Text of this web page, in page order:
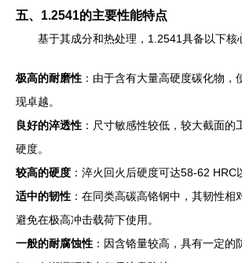
五、1.2541的主要性能特点
基于其成分和热处理，1.2541具备以下核
极高的耐磨性 ：由于含有大量高硬度碳化物，
现卓越。
良好的淬透性 ：尺寸敏感性较低，较大截面的
硬度。
较高的硬度 ：淬火回火后硬度可达58-62 HRC
适中的韧性 ：在同类高碳高铬钢中，其韧性相
避免在极高冲击载荷下使用。
一般的耐腐蚀性 ：因含铬量较高，具有一定的